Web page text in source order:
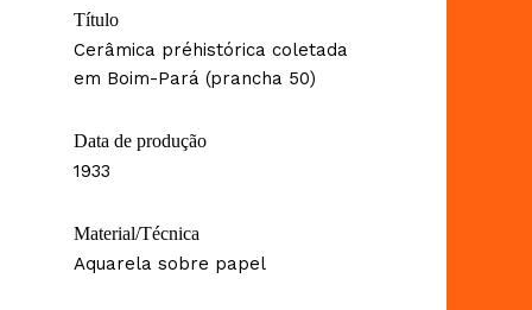
Título
Cerâmica préhistórica coletada
em Boim-Pará (prancha 50)
Data de produção
1933
Material/Técnica
Aquarela sobre papel